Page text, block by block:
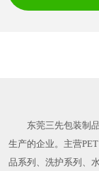
东莞三先包装制品
生产的企业。主营
品系列、洗护系列、